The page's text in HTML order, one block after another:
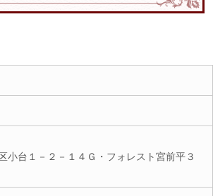
小台１－２－１４Ｇ・フォレスト宮前平３